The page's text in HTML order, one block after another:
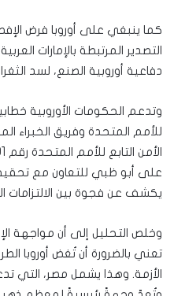
كما ينبغي على أوروبا فرض
التصدير المرتبطة بالإمارات
دفاعية أوروبية الصنع، لسد
وتدعم الحكومات الأوروبية
للأمم المتحدة وفريق الخبراء
على أبو ظبي للتعاون مع
يكشف عن فجوة بين الالتزامات
وخلص التحليل إلى أن مواجهة
تعني بالضرورة أن تُغض أوروبا
الأزمة. وهذا يشمل مصر، التي